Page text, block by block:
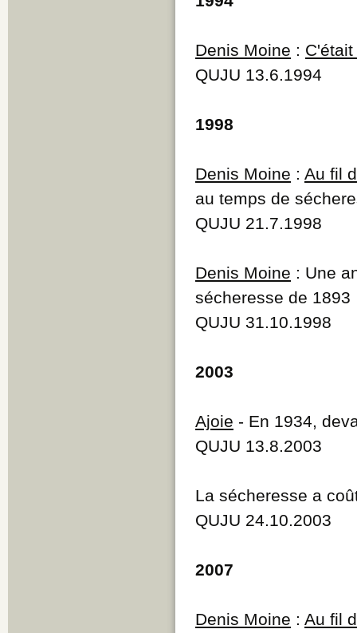
Denis Moine :
QUJU 13.6.1994
1998
Denis Moine : Au fil
au temps de
QUJU 21.7.1998
Denis Moine : Une
sécheresse de 1893
QUJU 31.10.1998
2003
Ajoie - En 1934,
QUJU 13.8.2003
La sécheresse a
QUJU 24.10.2003
2007
Denis Moine : Au fil